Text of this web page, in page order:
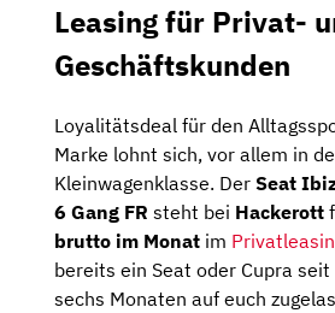
Leasing für Privat-
Geschäftskunden
Loyalitätsdeal für den
Marke lohnt sich, vor allem in
Kleinwagenklasse. Der Seat
6 Gang FR steht bei Hackerott
brutto im Monat im
bereits ein Seat oder Cupra
sechs Monaten auf euch